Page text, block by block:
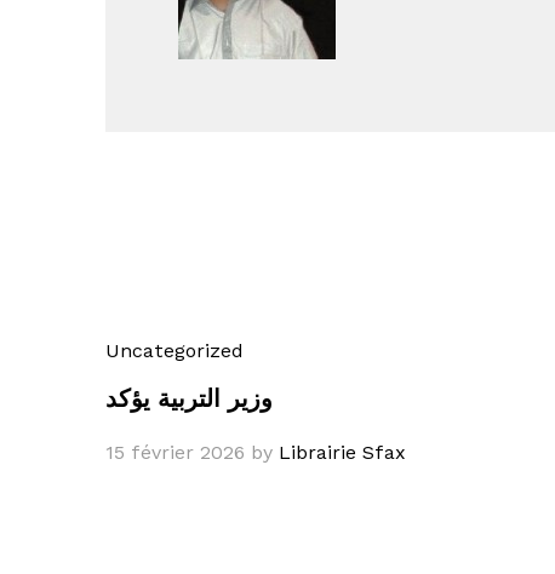
Uncategorized
وزير التربية يؤكد
15 février 2026 by Librairie Sfax